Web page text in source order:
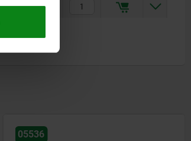
68,89 CHF
05538